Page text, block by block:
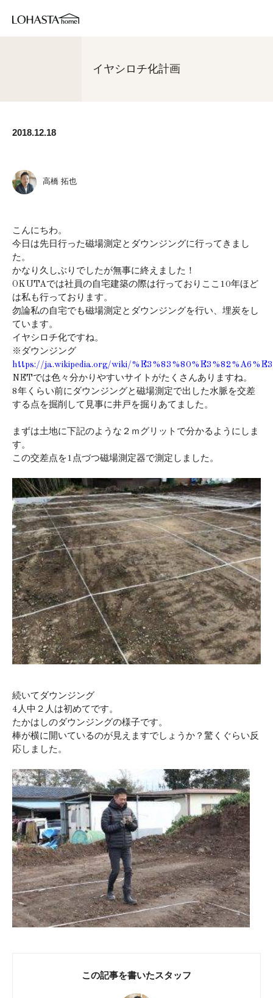
イヤシロチ化計画
2018.12.18
高橋 拓也
こんにちわ。
今日は先日行った磁場測定とダウンジングに行ってきまし
た。
かなり久しぶりでしたが無事に終えました！
OKUTAでは社員の自宅建築の際は行っておりここ10年ほど
は私も行っております。
勿論私の自宅でも磁場測定とダウンジングを行い、埋炭をし
ています。
イヤシロチ化ですね。
※ダウンジング
https://ja.wikipedia.org/wiki/
NETでは色々分かりやすいサイトがたくさんありますね。
8年くらい前にダウンジングと磁場測定で出した水脈を交差
する点を掘削して見事に井戸を掘りあてました。
まずは土地に下記のような２ｍグリットで分かるようにしま
す。
この交差点を1点づつ磁場測定器で測定しました。
続いてダウンジング
4人中２人は初めてです。
たかはしのダウンジングの様子です。
棒が横に開いているのが見えますでしょうか？驚くぐらい反
応しました。
この記事を書いたスタッフ